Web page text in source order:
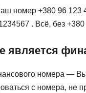
номер +380 96 123
. Всё, без +380
является
номера — Вы
с номера, не